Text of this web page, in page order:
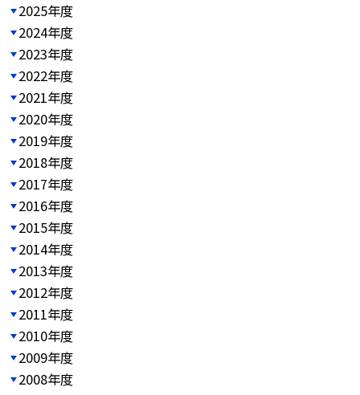
2025年度
2024年度
2023年度
2022年度
2021年度
2020年度
2019年度
2018年度
2017年度
2016年度
2015年度
2014年度
2013年度
2012年度
2011年度
2010年度
2009年度
2008年度